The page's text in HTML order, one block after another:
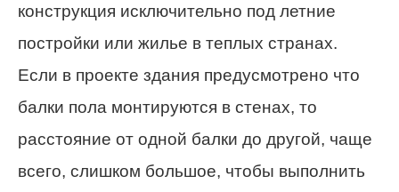
конструкция исключительно под летние
постройки или жилье в теплых странах.
Если в проекте здания предусмотрено что
балки пола монтируются в стенах, то
расстояние от одной балки до другой, чаще
всего, слишком большое, чтобы выполнить